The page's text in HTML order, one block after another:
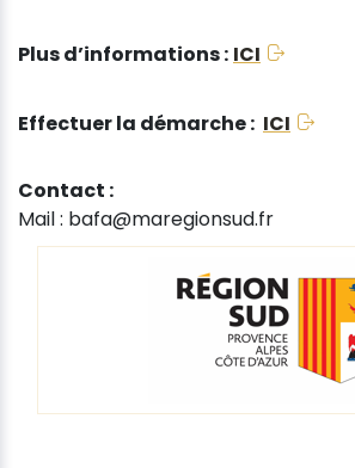
Plus d’informations : ICI
Effectuer la démarche : ICI
Contact :
Mail : bafa@maregionsud.fr